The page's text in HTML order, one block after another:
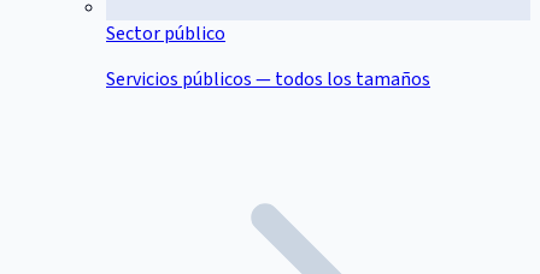
Sector público
Servicios públicos — todos los tamaños